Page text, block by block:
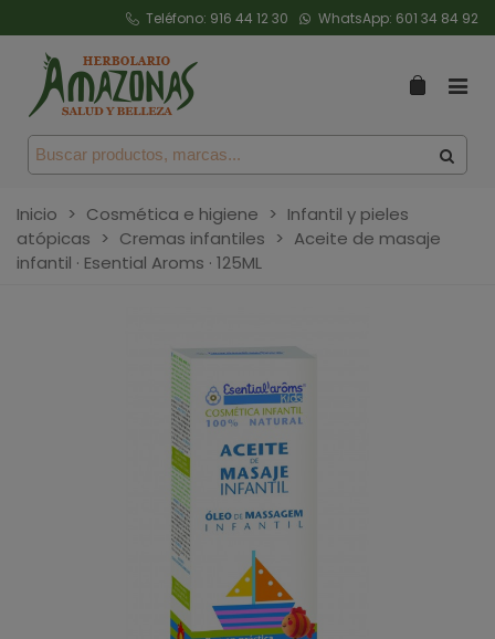
Teléfono: 916 44 12 30 WhatsApp: 601 34 84 92
Inicio > Cosmética e higiene > Infantil y pieles
atópicas > Cremas infantiles > Aceite de masaje
infantil · Esential Aroms · 125ML